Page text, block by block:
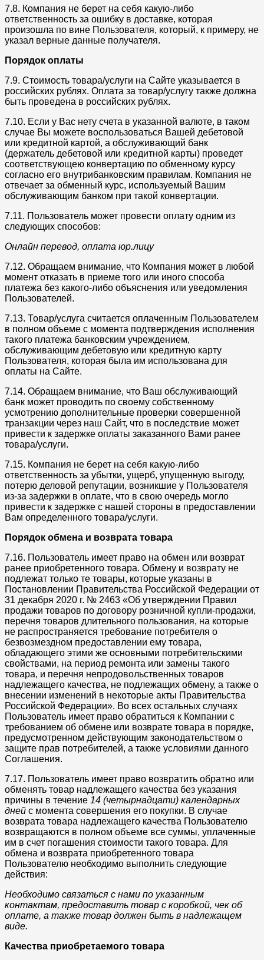
7.8. Компания не берет на себя какую-либо
ответственность за ошибку в доставке, которая
произошла по вине Пользователя, который, к примеру, не
указал верные данные получателя.
Порядок оплаты
7.9. Стоимость товара/услуги на Сайте указывается в
российских рублях. Оплата за товар/услугу также должна
быть проведена в российских рублях.
7.10. Если у Вас нету счета в указанной валюте, в таком
случае Вы можете воспользоваться Вашей дебетовой
или кредитной картой, а обслуживающий банк
(держатель дебетовой или кредитной карты) проведет
соответствующею конвертацию по обменному курсу
согласно его внутрибанковским правилам. Компания не
отвечает за обменный курс, используемый Вашим
обслуживающим банком при такой конвертации.
7.11. Пользователь может провести оплату одним из
следующих способов:
Онлайн перевод, оплата юр.лицу
7.12. Обращаем внимание, что Компания может в любой
момент отказать в приеме того или иного способа
платежа без какого-либо объяснения или уведомления
Пользователей.
7.13. Товар/услуга считается оплаченным Пользователем
в полном объеме с момента подтверждения исполнения
такого платежа банковским учреждением,
обслуживающим дебетовую или кредитную карту
Пользователя, которая была им использована для
оплаты на Сайте.
7.14. Обращаем внимание, что Ваш обслуживающий
банк может проводить по своему собственному
усмотрению дополнительные проверки совершенной
транзакции через наш Сайт, что в последствие может
привести к задержке оплаты заказанного Вами ранее
товара/услуги.
7.15. Компания не берет на себя какую-либо
ответственность за убытки, ущерб, упущенную выгоду,
потерю деловой репутации, возникшие у Пользователя
из-за задержки в оплате, что в свою очередь могло
привести к задержке с нашей стороны в предоставлении
Вам определенного товара/услуги.
Порядок обмена и возврата товара
7.16. Пользователь имеет право на обмен или возврат
ранее приобретенного товара. Обмену и возврату не
подлежат только те товары, которые указаны в
Постановлении Правительства Российской Федерации от
31 декабря 2020 г. № 2463 «Об утверждении Правил
продажи товаров по договору розничной купли-продажи,
перечня товаров длительного пользования, на которые
не распространяется требование потребителя о
безвозмездном предоставлении ему товара,
обладающего этими же основными потребительскими
свойствами, на период ремонта или замены такого
товара, и перечня непродовольственных товаров
надлежащего качества, не подлежащих обмену, а также о
внесении изменений в некоторые акты Правительства
Российской Федерации». Во всех остальных случаях
Пользователь имеет право обратиться к Компании с
требованием об обмене или возврате товара в порядке,
предусмотренном действующим законодательством о
защите прав потребителей, а также условиями данного
Соглашения.
7.17. Пользователь имеет право возвратить обратно или
обменять товар надлежащего качества без указания
причины в течение 14 (четырнадцати) календарных
дней с момента совершения его покупки. В случае
возврата товара надлежащего качества Пользователю
возвращаются в полном объеме все суммы, уплаченные
им в счет погашения стоимости такого товара. Для
обмена и возврата приобретенного товара
Пользователю необходимо выполнить следующие
действия:
Необходимо связаться с нами по указанным
контактам, предоставить товар с коробкой, чек об
оплате, а также товар должен быть в надлежащем
виде.
Качества приобретаемого товара